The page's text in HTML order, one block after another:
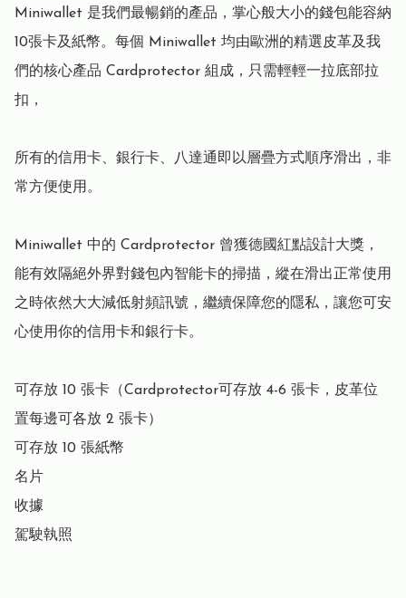
Miniwallet 是我們最暢銷的產品，掌心般大小的錢包能容納
10張卡及紙幣。每個 Miniwallet 均由歐洲的精選皮革及我
們的核心產品 Cardprotector 組成，只需輕輕一拉底部拉
扣，
所有的信用卡、銀行卡、八達通即以層疊方式順序滑出，非
常方便使用。
Miniwallet 中的 Cardprotector 曾獲德國紅點設計大獎，
能有效隔絕外界對錢包內智能卡的掃描，縱在滑出正常使用
之時依然大大減低射頻訊號，繼續保障您的隱私，讓您可安
心使用你的信用卡和銀行卡。
可存放 10 張卡（Cardprotector可存放 4-6 張卡，皮革位
置每邊可各放 2 張卡）
可存放 10 張紙幣
名片
收據
駕駛執照